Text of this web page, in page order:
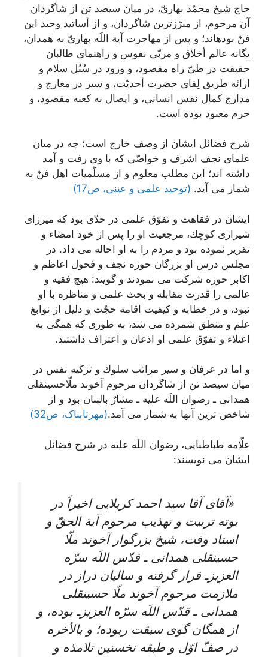
حاج شيخ محمّد بهارىّ، در ميان سيصد تن از شاگردان
آن مرحوم، از مبرّزترين شاگردان، و از أساتيد وحيد اين
فنّ بوده‏اند؛ و پس از مهاجرت آية اللَه بهارىّ به همدان‏،
يگانه عالم أخلاق و مربّى نفوس و راهنماى طالبان
حقيقت در طىّ راه مقصود، و ورود در سُبُل سلام‏ و
ارائه طريق لِقاى حضرت أحديّت، و سير در معارج و
مدارج كمال نفس انسانى، و ايصال به كعبه مقصود، و
حرم معبود بوده است.
شرح فضائل ایشان از وصف خارج است؛ چه در ميان
علماى نجف اشرف و خواصّى كه با وى رفت و آمد
داشته‏ اند؛ اين مطلب معلوم و از مسلّميات اهل فنّ به
شمار مى‏ آيد. (توحید علمی و عینی، ص17)
ایشان در فقاهت و تفوّق علمى در حدّى بود كه ميرزاى
شيرازى كوچك، مرجعيت او را پس از خود امضاء و
تقرير نموده بود و مردم را به او احاله مى ‏داد. در
مجلس درس او بزرگان حوزه نجف و فحول اعاظم و
اكابر حوزه شركت مى ‏نمودند و گويند: هيچ فقيه و
عالمى را قدرت مقابله و بحث علمى و مناظره با او
نبود، و در خطابه و كيفيت اقامه حجّت و دليل از نوابغ
علم و منطق شمرده مى‏ شد، به طورى كه همگى به
اعتلاء و تفوّق علمى او اذعان و اعتراف داشتند.
و اما در عرفان و سير مراتب سلوك و تزكيه نفس در
ميان سيصد تن از شاگردان مرحوم آخوند ملّاحسينقلى
همدانى ـ رضوان اللَه عليه ـ مشارٌ بالبنان بود و از
شاخص ترین آنها به شمار می آمد.(مهرتابناک، ص32)
علّامه طباطبايى، رضوان اللَه عليه‏ در شرح فضائل
ایشان می نویسند:
«آقاى آقا سيد احمد كربلايى اخيراً در
بوته تربيت و تهذيب مرحوم آية الحقّ و
استاد وقت، شيخ بزرگوار آخوند ملّا
حسينقلى همدانى ـ قدّس اللَه سرّه
العزيزـ قرار گرفته و ساليان دراز در
ملازمت مرحوم آخوند ملّا حسينقلى
همدانى ـ قدّس اللَه سرّه العزيزـ بوده، و
از همگان گوى سبقت ربوده؛ و بالأخره
در صفّ اوّل و طبقه نخستين تلامذه و